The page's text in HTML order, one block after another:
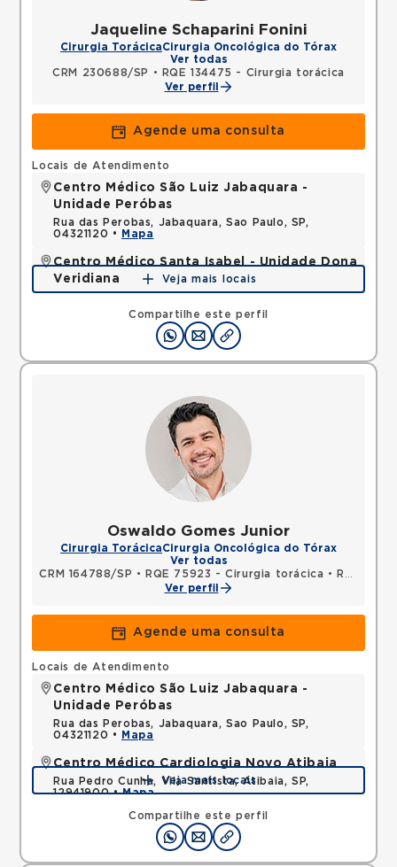
Jaqueline Schaparini Fonini
Cirurgia TorácicaCirurgia Oncológica do Tórax
Ver todas
CRM 230688/SP
•
RQE 134475 - Cirurgia torácica
Ver perfil
Agende uma consulta
Compartilhe este perfil
Locais de Atendimento
Centro Médico São Luiz Jabaquara -
Unidade Peróbas
Rua das Perobas, Jabaquara, Sao Paulo, SP,
04321120 •
Mapa
Centro Médico Santa Isabel - Unidade Dona
Veridiana
Rua Dona Veridiana, Vila Buarque, Sao Paulo, SP,
Mapa
Veja mais locais
Oswaldo Gomes Junior
Cirurgia TorácicaCirurgia Oncológica do Tórax
Ver todas
CRM 164788/SP • RQE 75923 - Cirurgia torácica •
RQE 76358 - Cirurgia geral
Ver perfil
Agende uma consulta
Compartilhe este perfil
Locais de Atendimento
Centro Médico São Luiz Jabaquara -
Unidade Peróbas
Rua das Perobas, Jabaquara, Sao Paulo, SP,
04321120 •
Mapa
Centro Médico Cardiologia Novo Atibaia
Rua Pedro Cunha, Vila Santista, Atibaia, SP,
12941900 •Mapa
Veja mais locais